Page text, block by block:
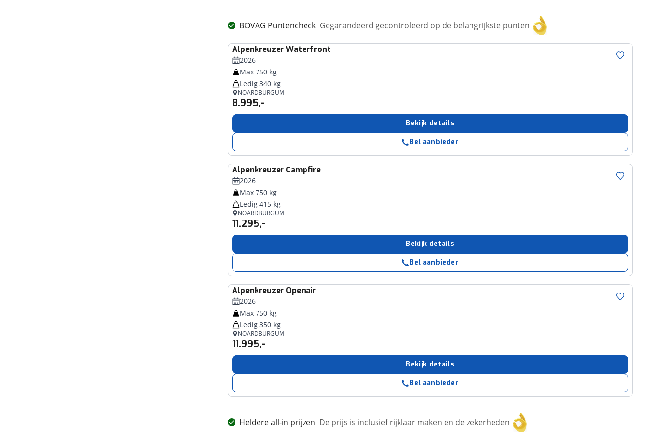
BOVAG Puntencheck Gegarandeerd gecontroleerd op de belangrijkste punten
Alpenkreuzer Waterfront
2026
Max 750 kg
Ledig 340 kg
NOARDBURGUM
8.995,-
Bekijk details
Bel aanbieder
Alpenkreuzer Campfire
2026
Max 750 kg
Ledig 415 kg
NOARDBURGUM
11.295,-
Bekijk details
Bel aanbieder
Alpenkreuzer Openair
2026
Max 750 kg
Ledig 350 kg
NOARDBURGUM
11.995,-
Bekijk details
Bel aanbieder
Heldere all-in prijzen De prijs is inclusief rijklaar maken en de zekerheden